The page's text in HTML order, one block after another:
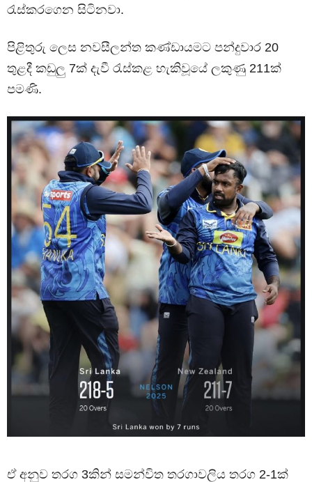
රැස්කරගෙන සිටිනවා.
පිළිතුරු ලෙස නවසීලන්ත කණ්ඩායමට පන්දුවාර 20
තුළදී කඩුලු 7ක් දැවී රැස්කළ හැකිවූයේ ලකුණු 211ක්
පමණි.
ඒ අනුව තරග 3කින් සමන්විත තරගාවලිය තරග 2-1ක්